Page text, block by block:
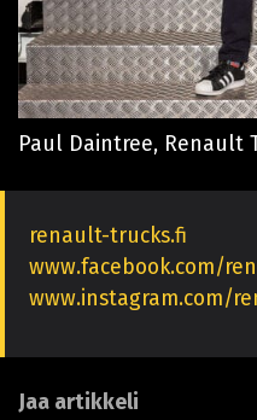
Paul Daintree, Renault
renault-trucks.fi
www.facebook.com/
www.instagram.com/
Jaa artikkeli